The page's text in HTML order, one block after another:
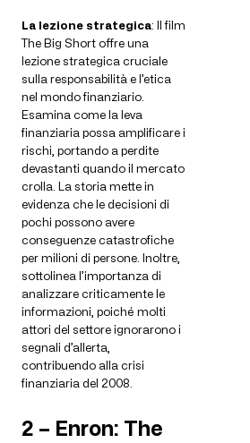
La lezione strategica: Il film
The Big Short offre una
lezione strategica cruciale
sulla responsabilità e l’etica
nel mondo finanziario.
Esamina come la leva
finanziaria possa amplificare i
rischi, portando a perdite
devastanti quando il mercato
crolla. La storia mette in
evidenza che le decisioni di
pochi possono avere
conseguenze catastrofiche
per milioni di persone. Inoltre,
sottolinea l’importanza di
analizzare criticamente le
informazioni, poiché molti
attori del settore ignorarono i
segnali d’allerta,
contribuendo alla crisi
finanziaria del 2008.
2 – Enron: The